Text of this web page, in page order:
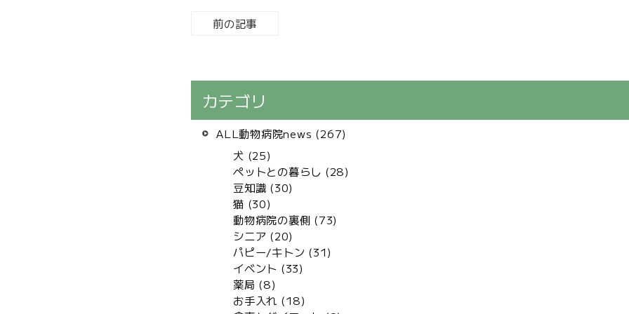
前の記事
カテゴリ
ALL動物病院news (267)
犬 (25)
ペットとの暮らし (28)
豆知識 (30)
猫 (30)
動物病院の裏側 (73)
シニア (20)
パピー/キトン (31)
イベント (33)
薬局 (8)
お手入れ (18)